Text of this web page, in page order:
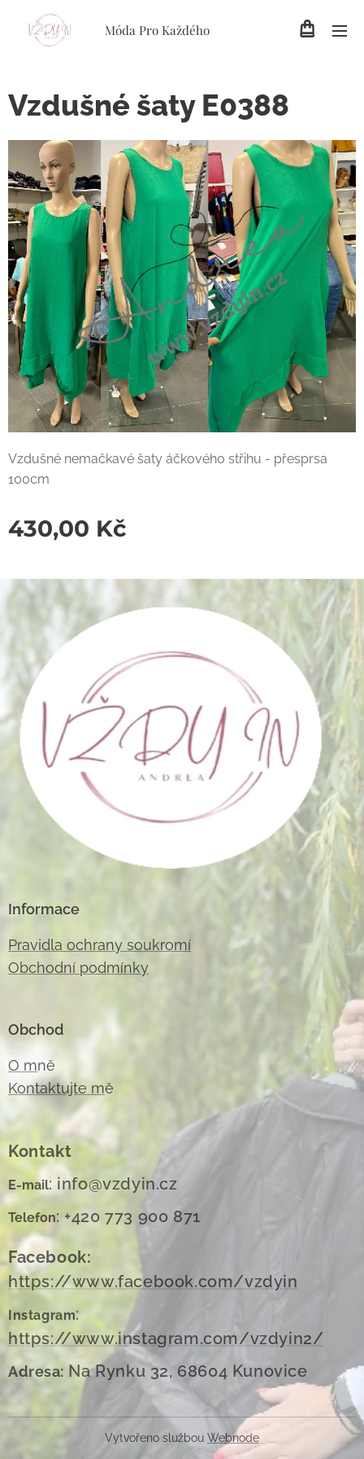
Móda Pro Každého
Vzdušné šaty E0388
Vzdušné nemačkavé šaty áčkového střihu - přesprsa
100cm
430,00 Kč
Informace
Pravidla ochrany soukromí
Obchodní podmínky
Obchod
O mně
Kontaktujte mě
Kontakt
E-mail: info@vzdyin.cz
Telefon: +420 773 900 871
Facebook:
https://www.facebook.com/vzdyin
Instagram:
https://www.instagram.com/vzdyin2/
Adresa: Na Rynku 32, 68604 Kunovice
Vytvořeno službou Webnode